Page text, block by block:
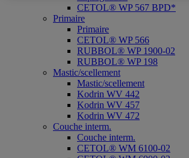
CETOL® WP 567 BPD*
Primaire
Primaire
CETOL® WP 566
RUBBOL® WP 1900-02
RUBBOL® WP 198
Mastic/scellement
Mastic/scellement
Kodrin WV 442
Kodrin WV 457
Kodrin WV 472
Couche interm.
Couche interm.
CETOL® WM 6100-02